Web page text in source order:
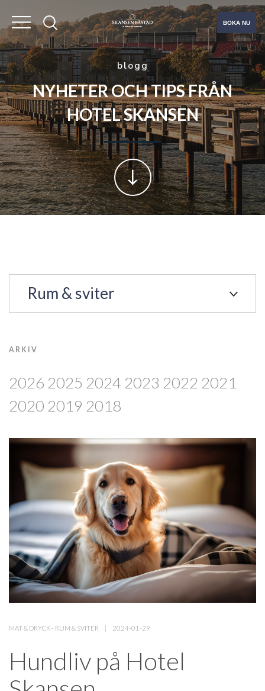
BOKA NU
blogg
NYHETER OCH TIPS FRÅN
HOTEL SKANSEN
Rum & sviter
ARKIV
2026 2025 2024 2023 2022 2021
2020 2019 2018
MAT & DRYCK- RUM & SVITER 2024-01-29
Hundliv på Hotel